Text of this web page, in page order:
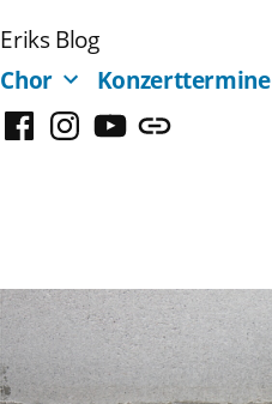
Eriks Blog
Chor
Konzerttermine
FacebookInstagram
YouTubeMastodon